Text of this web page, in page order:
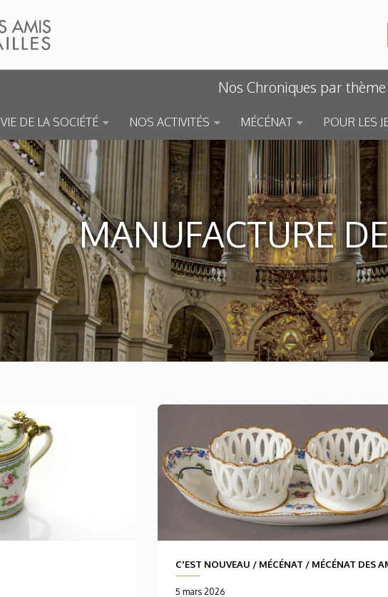
Nos Chroniques par thème
VIE DE LA SOCIÉTÉ NOS ACTIVITÉS MÉCÉNAT POUR LES
MANUFACTURE
C'EST NOUVEAU / MÉCÉNAT / MÉCÉNAT DES
5 mars 2026